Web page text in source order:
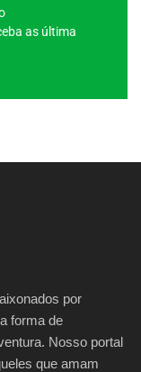
as última
por
forma de
Nosso portal
que amam